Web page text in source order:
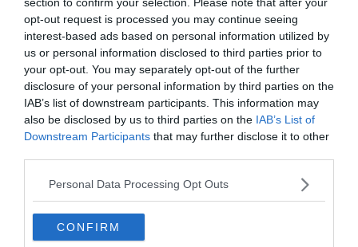
opt-out request is processed you may continue seeing
interest-based ads based on personal information utilized by
us or personal information disclosed to third parties prior to
your opt-out. You may separately opt-out of the further
disclosure of your personal information by third parties on the
IAB’s list of downstream participants. This information may
also be disclosed by us to third parties on the IAB’s List of
Downstream Participants that may further disclose it to other
Personal Data Processing Opt Outs
CONFIRM
Video